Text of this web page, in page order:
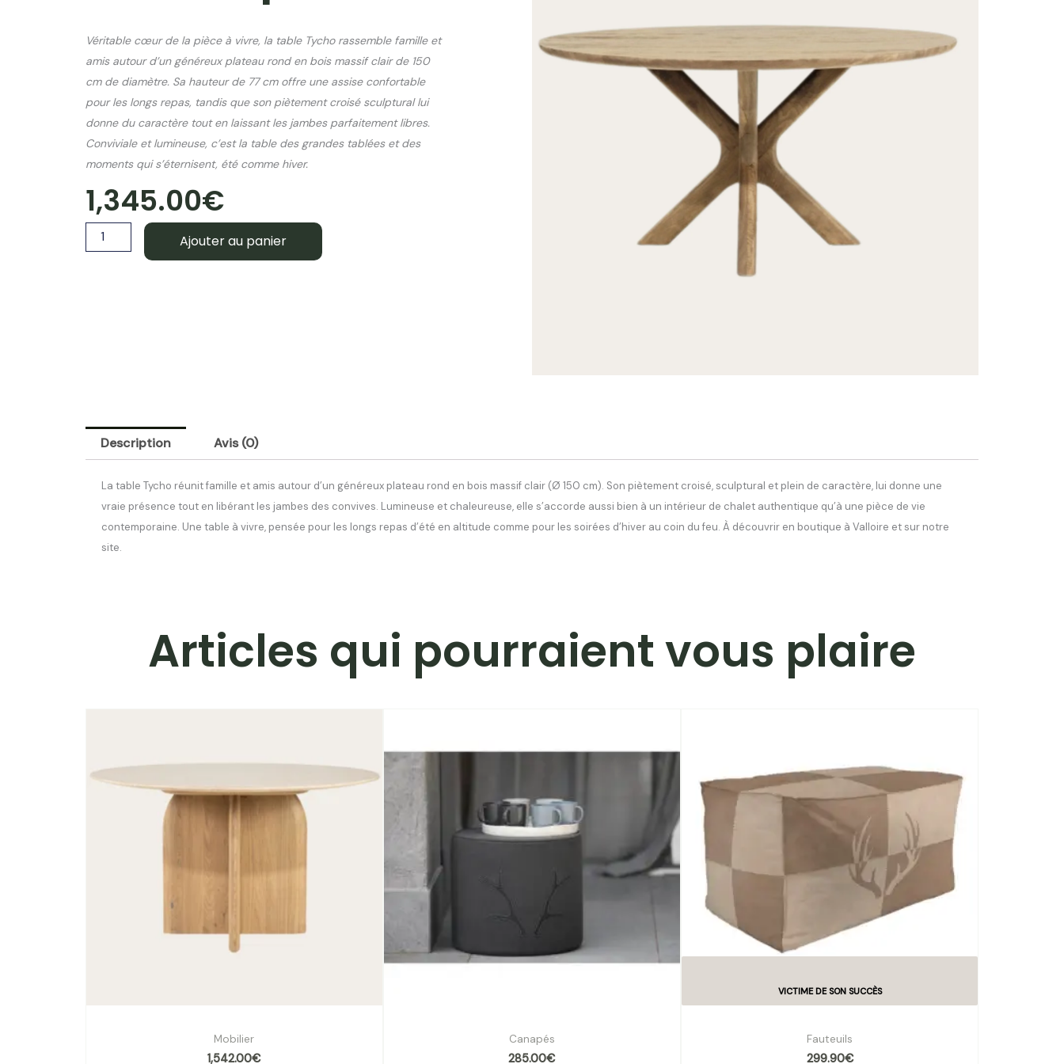
Véritable cœur de la pièce à vivre, la table Tycho rassemble famille et
amis autour d’un généreux plateau rond en bois massif clair de 150
cm de diamètre. Sa hauteur de 77 cm offre une assise confortable
pour les longs repas, tandis que son piètement croisé sculptural lui
donne du caractère tout en laissant les jambes parfaitement libres.
Conviviale et lumineuse, c’est la table des grandes tablées et des
moments qui s’éternisent, été comme hiver.
1,345.00€
quantité
de
Ajouter au panier
Description Avis (0)
La table Tycho réunit famille et amis autour d’un généreux plateau rond en bois massif clair (Ø 150 cm). Son piètement croisé, sculptural et plein de caractère, lui donne une
vraie présence tout en libérant les jambes des convives. Lumineuse et chaleureuse, elle s’accorde aussi bien à un intérieur de chalet authentique qu’à une pièce de vie
contemporaine. Une table à vivre, pensée pour les longs repas d’été en altitude comme pour les soirées d’hiver au coin du feu. À découvrir en boutique à Valloire et sur notre
site.
Articles qui pourraient vous plaire
Mobilier
1,542.00€
Canapés
285.00€
Fauteuils
299.90€